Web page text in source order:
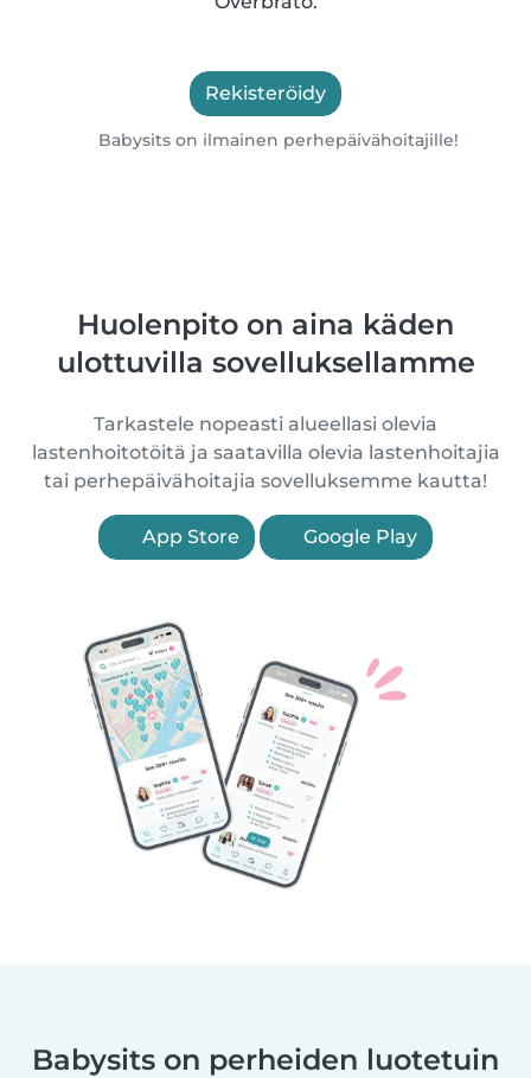
Rekisteröidy
Babysits on ilmainen perhepäivähoitajille!
Huolenpito on aina käden
ulottuvilla sovelluksellamme
Tarkastele nopeasti alueellasi olevia
lastenhoitotöitä ja saatavilla olevia lastenhoitajia
tai perhepäivähoitajia sovelluksemme kautta!
App Store Google Play
Babysits on perheiden luotetuin